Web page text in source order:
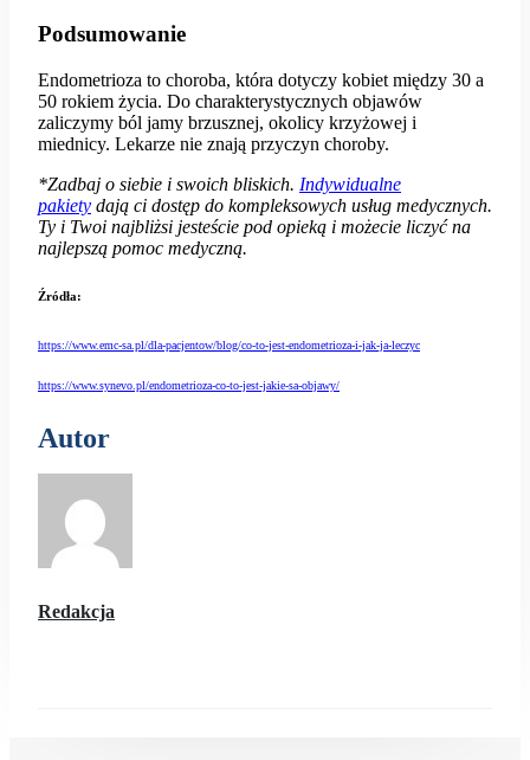
Podsumowanie
Endometrioza to choroba, która dotyczy kobiet między 30 a
50 rokiem życia. Do charakterystycznych objawów
zaliczymy ból jamy brzusznej, okolicy krzyżowej i
miednicy. Lekarze nie znają przyczyn choroby.
*Zadbaj o siebie i swoich bliskich. Indywidualne
pakiety dają ci dostęp do kompleksowych usług medycznych.
Ty i Twoi najbliżsi jesteście pod opieką i możecie liczyć na
najlepszą pomoc medyczną.
Źródła:
https://www.emc-sa.pl/dla-pacjentow/blog/co-to-jest-endometrioza-i-jak-ja-leczyc
https://www.synevo.pl/endometrioza-co-to-jest-jakie-sa-objawy/
Autor
Redakcja